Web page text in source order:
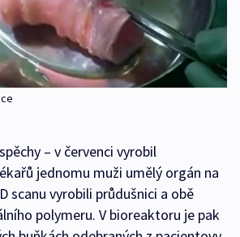
– v červenci vyrobil
jednomu muži umělý orgán na
scanu vyrobili průdušnici a obě
polymeru. V bioreaktoru je pak